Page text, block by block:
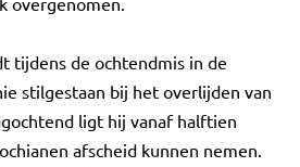
tijdens de ochtendmis in de
stilgestaan bij het overlijden van
ligt hij vanaf halftien
afscheid kunnen nemen.